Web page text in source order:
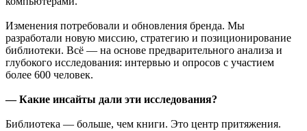
Изменения потребовали и обновления бренда. Мы
разработали новую миссию, стратегию и позиционирование
библиотеки. Всё — на основе предварительного анализа и
глубокого исследования: интервью и опросов с участием
более 600 человек.
— Какие инсайты дали эти исследования?
Библиотека — больше, чем книги. Это центр притяжения.